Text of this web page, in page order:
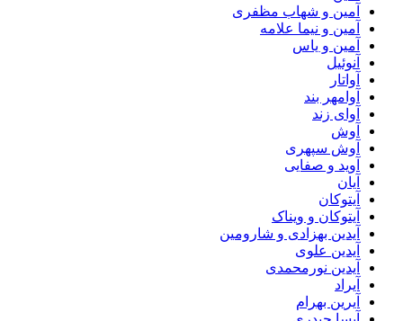
آمین و شهاب مظفری
آمین و نیما علامه
آمین و یاس
آنوئیل
آواتار
آوامهر بند
آوای زند
آوش
آوش سپهری
آوید و صفایی
آیان
آیتوکان
آیتوکان و ویناک
آیدین بهزادی و شارومین
آیدین علوی
آیدین نورمحمدی
آیراد
آیرین بهرام